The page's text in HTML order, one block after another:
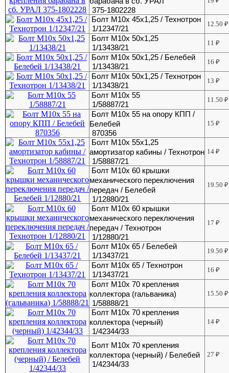
375-1802228
Болт М10х 45х1,25 / Технотрон
1/12347/21
12.50₽
Болт М10х 50х1,25
1/13438/21
11₽
Болт М10х 50х1,25 / Белебей
1/13438/21
16₽
Болт М10х 50х1,25 / Технотрон
1/13438/21
13₽
Болт М10х 55
1/58887/21
11.50₽
Болт М10х 55 на опору КПП /
Белебей
870356
15₽
Болт М10х 55х1,25
амортизатор кабины / Технотрон
1/58887/21
14₽
Болт М10х 60 крышки
механического переключения
передач / Белебей
1/12880/21
19.50₽
Болт М10х 60 крышки
механического переключения
передач / Технотрон
1/12880/21
17₽
Болт М10х 65 / Белебей
1/13437/21
19.50₽
Болт М10х 65 / Технотрон
1/13437/21
16₽
Болт М10х 70 крепления
коллектора (гальваника)
1/58888/21
15.50₽
Болт М10х 70 крепления
коллектора (черный)
1/42344/33
14₽
Болт М10х 70 крепления
коллектора (черный) / Белебей
1/42344/33
27₽